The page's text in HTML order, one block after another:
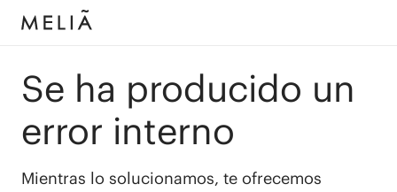
Se ha producido un
error interno
Mientras lo solucionamos, te ofrecemos